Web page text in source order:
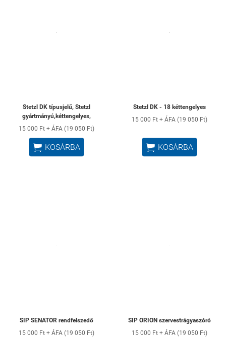
Stetzl DK típusjelű, Stetzl
gyártmányú,kéttengelyes,
15 000 Ft + ÁFA (19 050 Ft)
 KOSÁRBA
Stetzl DK - 18 kéttengelyes
15 000 Ft + ÁFA (19 050 Ft)
 KOSÁRBA
SIP SENATOR rendfelszedő
15 000 Ft + ÁFA (19 050 Ft)
SIP ORION szervestrágyaszóró
15 000 Ft + ÁFA (19 050 Ft)